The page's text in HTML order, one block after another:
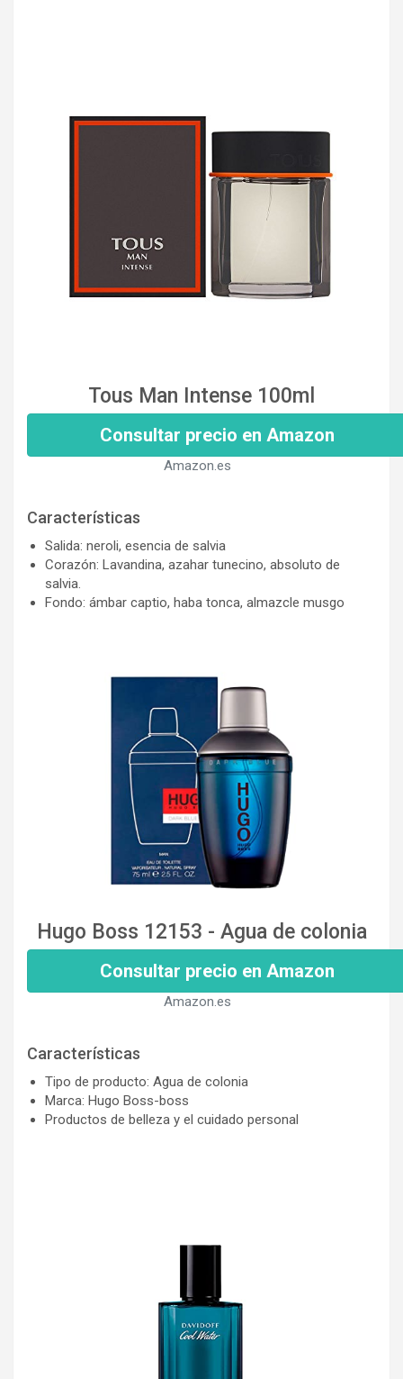
Tous Man Intense 100ml
Consultar precio en Amazon
Amazon.es
Características
Salida: neroli, esencia de salvia
Corazón: Lavandina, azahar tunecino, absoluto de
salvia.
Fondo: ámbar captio, haba tonca, almazcle musgo
Hugo Boss 12153 - Agua de colonia
Consultar precio en Amazon
Amazon.es
Características
Tipo de producto: Agua de colonia
Marca: Hugo Boss-boss
Productos de belleza y el cuidado personal